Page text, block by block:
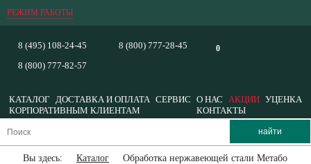
РЕЖИМ РАБОТЫ
0
8 (495) 108-24-45
8 (800) 777-82-57
8 (800) 777-28-45
КАТАЛОГ ДОСТАВКА И ОПЛАТА СЕРВИС О НАС АКЦИИ УЦЕНКА
КОРПОРАТИВНЫМ КЛИЕНТАМ
КОНТАКТЫ
Вы здесь: Каталог Обработка нержавеющей стали Метабо